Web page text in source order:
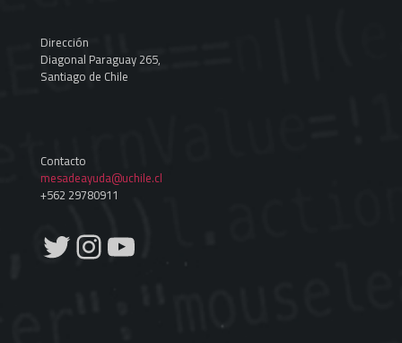
Dirección
Diagonal Paraguay 265,
Santiago de Chile
Contacto
mesadeayuda@uchile.cl
+562 29780911
Twitter
Instagram
YouTube